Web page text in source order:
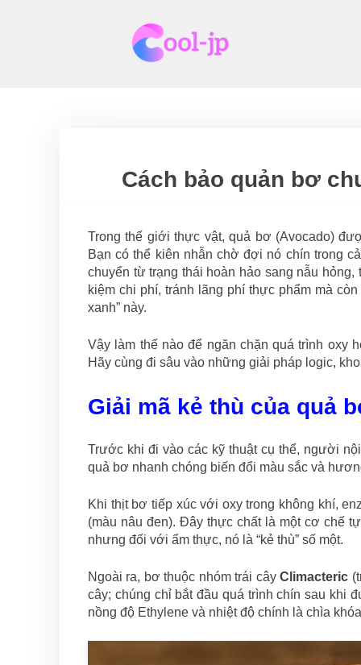
Cách bảo quản bơ
Trong thế giới thực vật, quả bơ (Avocado)
Bạn có thể kiên nhẫn chờ đợi nó chín trong
chuyển từ trạng thái hoàn hảo sang nẫu
kiệm chi phí, tránh lãng phí thực phẩm mà
xanh” này.
Vậy làm thế nào để ngăn chặn quá trình oxy
Hãy cùng đi sâu vào những giải pháp logic,
Giải mã kẻ thù của quả
Trước khi đi vào các kỹ thuật cụ thể, người
quả bơ nhanh chóng biến đổi màu sắc và
Khi thịt bơ tiếp xúc với oxy trong không khí,
(màu nâu đen). Đây thực chất là một cơ chế
nhưng đối với ẩm thực, nó là “kẻ thù” số một.
Ngoài ra, bơ thuộc nhóm trái câyClimacteric
cây; chúng chỉ bắt đầu quá trình chín sau khi
nồng độ Ethylene và nhiệt độ chính là chìa